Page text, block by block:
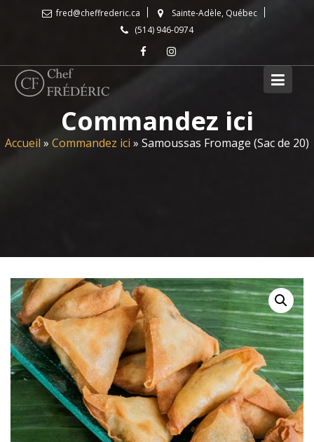
fred@cheffrederic.ca
Sainte-Adèle, Québec
(514) 946-0974
Commandez ici
Accueil» Commandez ici » Samoussas Fromage (Sac de 20)